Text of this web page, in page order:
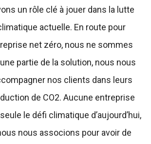
un rôle clé à jouer dans la lutte
actuelle. En route pour
net zéro, nous ne sommes
partie de la solution, nous nous
nos clients dans leurs
de CO2. Aucune entreprise
le défi climatique d’aujourd’hui,
nous associons pour avoir de